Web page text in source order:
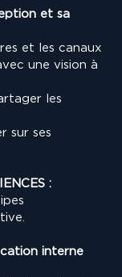
et sa
et les canaux
une vision à
les
sur ses
:
interne